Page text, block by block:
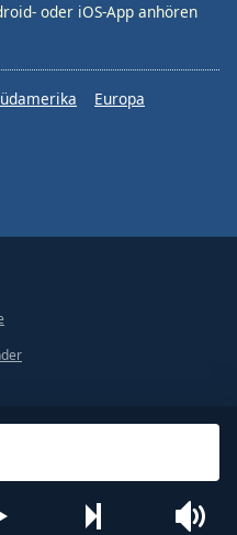
oder iOS-App anhören
Europa